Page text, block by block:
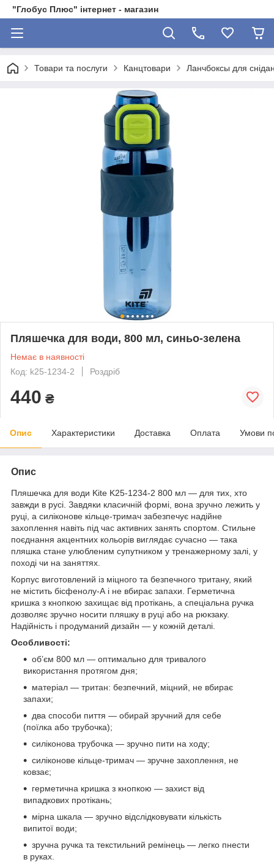
"Глобус Плюс" інтернет - магазин
Товари та послуги Канцтовари Ланчбоксы для
Пляшечка для води, 800 мл, синьо-зелена
Немає в наявності
Код: k25-1234-2
Роздріб
440 ₴
Опис Характеристики Доставка Оплата Умови
Опис
Пляшечка для води Kite K25-1234-2 800 мл — для тих, хто
завжди в русі. Завдяки класичній формі, вона зручно лежить у
руці, а силіконове кільце-тримач забезпечує надійне
захоплення навіть під час активних занять спортом. Стильне
поєднання акцентних кольорів виглядає сучасно — така
пляшка стане улюбленим супутником у тренажерному залі, у
поході чи на заняттях.
Корпус виготовлений із міцного та безпечного тритану, який
не містить бісфенолу-А і не вбирає запахи. Герметична
кришка з кнопкою захищає від протікань, а спеціальна ручка
дозволяє зручно носити пляшку в руці або на рюкзаку.
Надійність і продуманий дизайн — у кожній деталі.
Особливості:
об’єм 800 мл — оптимально для тривалого
використання протягом дня;
матеріал — тритан: безпечний, міцний, не вбирає
запахи;
два способи пиття — обирай зручний для себе
(поїлка або трубочка);
силіконова трубочка — зручно пити на ходу;
силіконове кільце-тримач — зручне захоплення, не
ковзає;
герметична кришка з кнопкою — захист від
випадкових протікань;
мірна шкала — зручно відслідковувати кількість
випитої води;
зручна ручка та текстильний ремінець — легко пнести
в руках.